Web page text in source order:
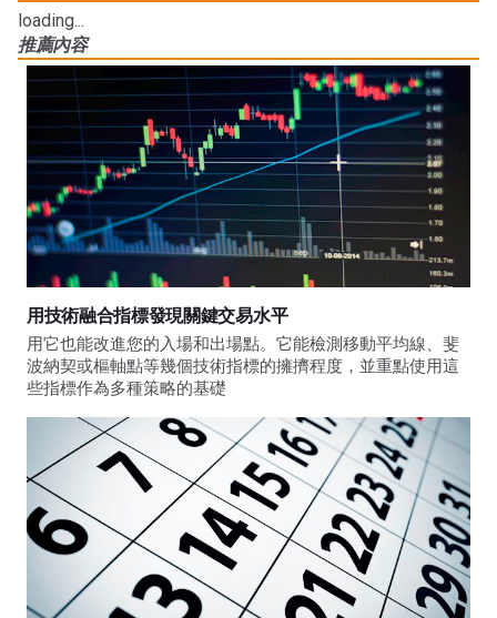
loading...
推薦內容
用技術融合指標發現關鍵交易水平
用它也能改進您的入場和出場點。它能檢測移動平均線、斐
波納契或樞軸點等幾個技術指標的擁擠程度，並重點使用這
些指標作為多種策略的基礎